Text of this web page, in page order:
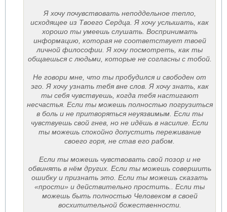
Я хочу почувствовать неподдельное тепло,
исходящее из Твоего Сердца. Я хочу услышать, как
хорошо ты умеешь слушать. Воспринимать
информацию, которая не соответствует твоей
личной философии. Я хочу посмотреть, как ты
общаешься с людьми, которые не согласны с тобой.
Не говори мне, что ты пробудился и свободен от
эго. Я хочу узнать тебя вне слов. Я хочу знать, как
ты себя чувствуешь, когда тебя настигают
несчастья. Если ты можешь полностью погрузиться
в боль и не притворяться неуязвимым. Если ты
чувствуешь свой гнев, но не идёшь в насилие. Если
ты можешь спокойно допустить переживание
своего горя, не став его рабом.
Если ты можешь чувствовать свой позор и не
обвинять в нём других. Если ты можешь совершить
ошибку и признать это. Если ты можешь сказать
«прости» и действительно простить.. Если ты
можешь быть полностью Человеком в своей
восхитительной божественности.